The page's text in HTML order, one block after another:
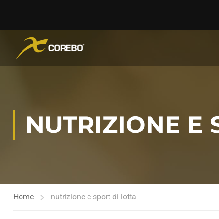
NUTRIZIONE E
Home nutrizione e sport di lotta